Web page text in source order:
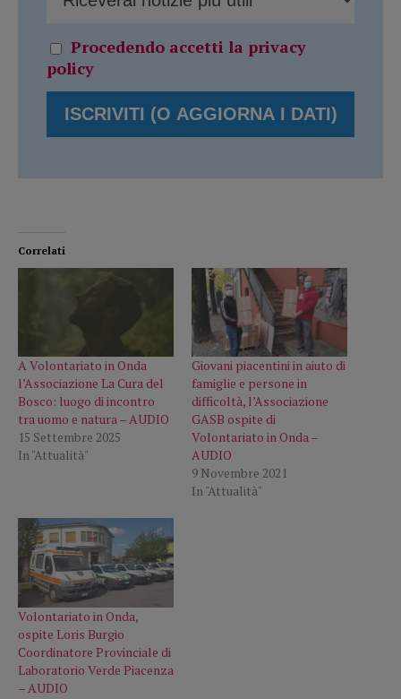
Procedendo accetti la privacy
policy
Correlati
A Volontariato in Onda
l’Associazione La Cura del
Bosco: luogo di incontro
tra uomo e natura – AUDIO
15 Settembre 2025
In "Attualità"
Giovani piacentini in aiuto di
famiglie e persone in
difficoltà, l’Associazione
GASB ospite di
Volontariato in Onda –
AUDIO
9 Novembre 2021
In "Attualità"
Volontariato in Onda,
ospite Loris Burgio
Coordinatore Provinciale di
Laboratorio Verde Piacenza
– AUDIO